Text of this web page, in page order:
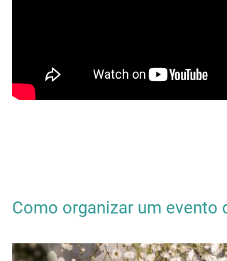
Como organizar um evento